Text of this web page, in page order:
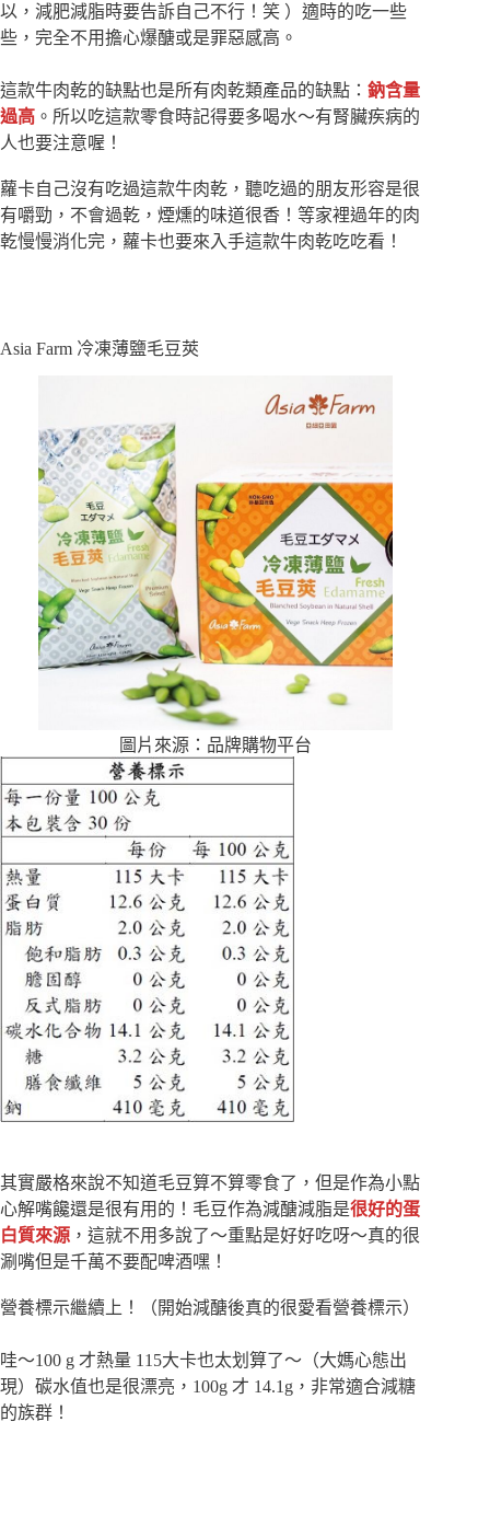
以，減肥減脂時要告訴自己不行！笑 ）適時的吃一些
些，完全不用擔心爆醣或是罪惡感高。
這款牛肉乾的缺點也是所有肉乾類產品的缺點： 鈉含量
過高 。所以吃這款零食時記得要多喝水～有腎臟疾病的
人也要注意喔！
蘿卡自己沒有吃過這款牛肉乾，聽吃過的朋友形容是很
有嚼勁，不會過乾，煙燻的味道很香！等家裡過年的肉
乾慢慢消化完，蘿卡也要來入手這款牛肉乾吃吃看！
Asia Farm 冷凍薄鹽毛豆莢
圖片來源：品牌購物平台
其實嚴格來說不知道毛豆算不算零食了，但是作為小點
心解嘴饞還是很有用的！毛豆作為減醣減脂是很好的蛋
白質來源 ，這就不用多說了～重點是好好吃呀～真的很
涮嘴但是千萬不要配啤酒嘿！
營養標示繼續上！（開始減醣後真的很愛看營養標示）
哇～100 g 才熱量 115大卡也太划算了～（大媽心態出
現）碳水值也是很漂亮，100g 才 14.1g，非常適合減糖
的族群！